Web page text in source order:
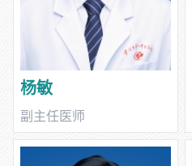
杨敏
副主任医师